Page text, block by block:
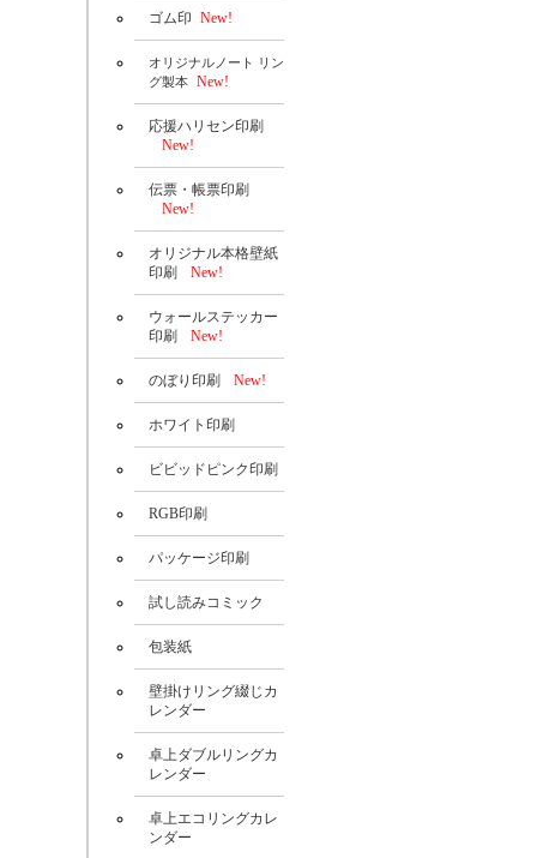
ゴム印 New!
オリジナルノート リン
グ製本 New!
応援ハリセン印刷
New!
伝票・帳票印刷
New!
オリジナル本格壁紙
印刷
New!
ウォールステッカー
印刷
New!
のぼり印刷 New!
ホワイト印刷
ビビッドピンク印刷
RGB印刷
パッケージ印刷
試し読みコミック
包装紙
壁掛けリング綴じカ
レンダー
卓上ダブルリングカ
レンダー
卓上エコリングカレ
ンダー